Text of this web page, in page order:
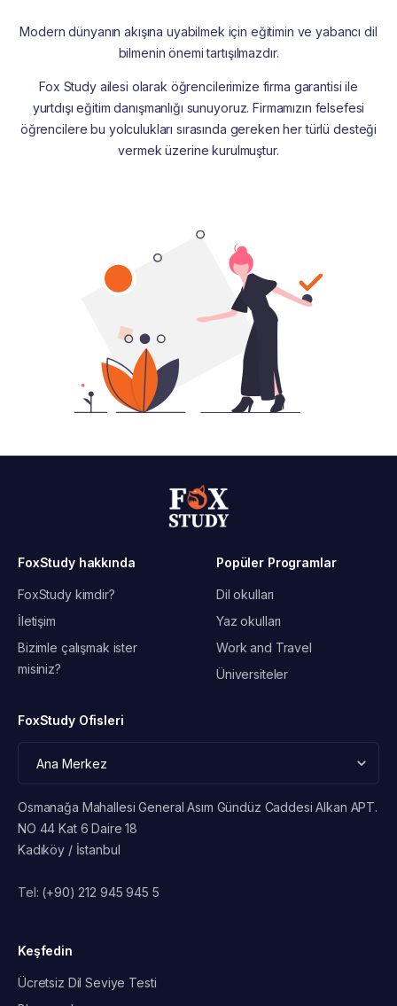
Modern dünyanın akışına uyabilmek için eğitimin ve yabancı dil
bilmenin önemi tartışılmazdır.
Fox Study ailesi olarak öğrencilerimize firma garantisi ile
yurtdışı eğitim danışmanlığı sunuyoruz. Firmamızın felsefesi
öğrencilere bu yolculukları sırasında gereken her türlü desteği
vermek üzerine kurulmuştur.
FoxStudy hakkında
FoxStudy kimdir?
İletişim
Bizimle çalışmak ister
misiniz?
Popüler Programlar
Dil okulları
Yaz okulları
Work and Travel
Üniversiteler
FoxStudy Ofisleri
Osmanağa Mahallesi General Asım Gündüz Caddesi Alkan APT.
NO 44 Kat 6 Daire 18
Kadıköy / İstanbul
Tel: (+90) 212 945 945 5
Keşfedin
Ücretsiz Dil Seviye Testi